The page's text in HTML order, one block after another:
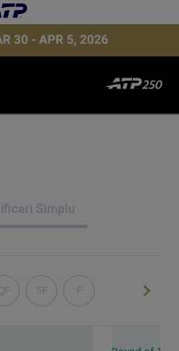
Simplu
SF F